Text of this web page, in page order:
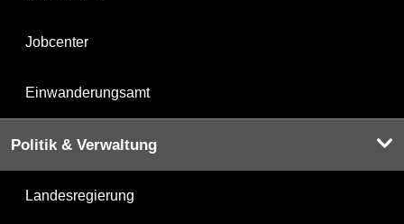
Jobcenter
Einwanderungsamt
Politik & Verwaltung
Landesregierung